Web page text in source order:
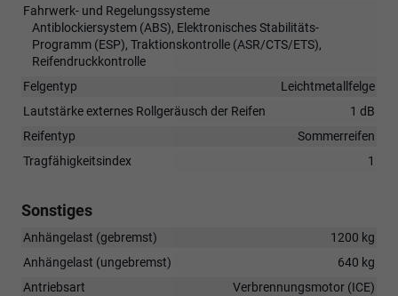
Fahrwerk- und Regelungssysteme
Antiblockiersystem (ABS), Elektronisches Stabilitäts-
Programm (ESP), Traktionskontrolle (ASR/CTS/ETS),
Reifendruckkontrolle
Felgentyp
Leichtmetallfelge
Lautstärke externes Rollgeräusch der Reifen
1 dB
Reifentyp
Sommerreifen
Tragfähigkeitsindex
1
Sonstiges
Anhängelast (gebremst)
1200 kg
Anhängelast (ungebremst)
640 kg
Antriebsart
Verbrennungsmotor (ICE)